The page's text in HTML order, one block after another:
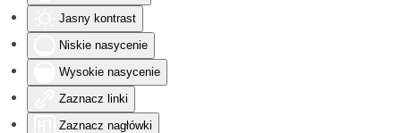
Jasny kontrast
Niskie nasycenie
Wysokie nasycenie
Zaznacz linki
Zaznacz nagłówki